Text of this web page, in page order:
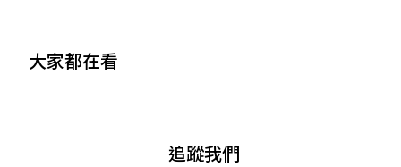
大家都在看
追蹤我們